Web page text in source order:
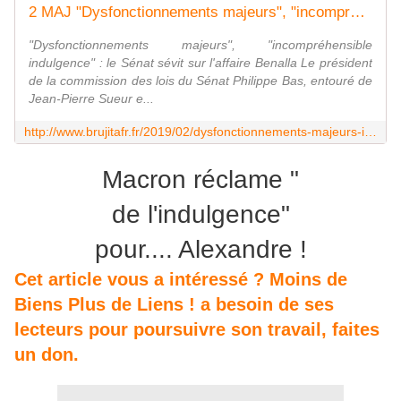
2 MAJ "Dysfonctionnements majeurs", "incompréhensible indulgence" : le Sénat sévit sur l'affaire Benalla - MOINS de BIENS PLUS de LIENS
"Dysfonctionnements majeurs", "incompréhensible
indulgence" : le Sénat sévit sur l'affaire Benalla Le président
de la commission des lois du Sénat Philippe Bas, entouré de
Jean-Pierre Sueur e...
Macron réclame "
de l'indulgence"
pour.... Alexandre !
Cet article vous a intéressé ? Moins de
Biens Plus de Liens ! a besoin de ses
lecteurs pour poursuivre son travail, faites
un don.